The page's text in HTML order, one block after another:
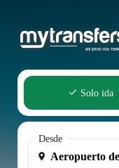
Solo ida
Desde